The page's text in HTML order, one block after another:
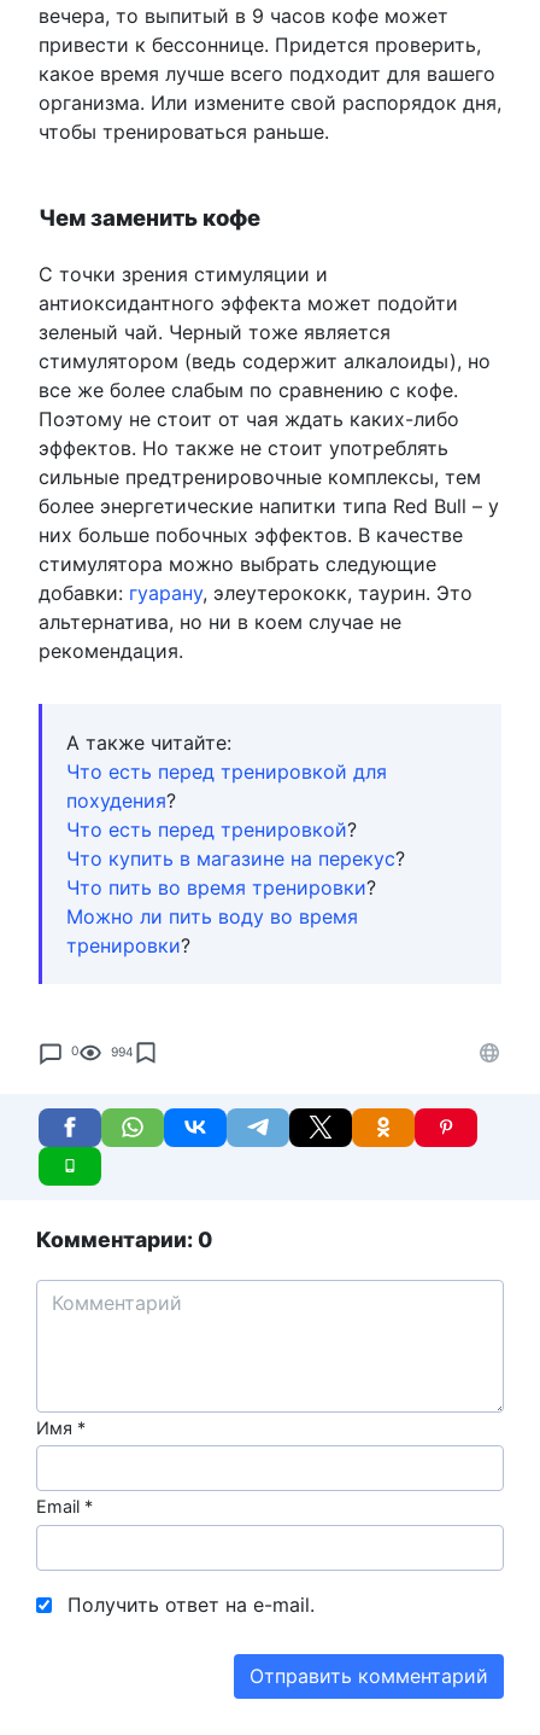
вечера, то выпитый в 9 часов кофе может
привести к бессоннице. Придется проверить,
какое время лучше всего подходит для вашего
организма. Или измените свой распорядок дня,
чтобы тренироваться раньше.
Чем заменить кофе
С точки зрения стимуляции и
антиоксидантного эффекта может подойти
зеленый чай. Черный тоже является
стимулятором (ведь содержит алкалоиды), но
все же более слабым по сравнению с кофе.
Поэтому не стоит от чая ждать каких-либо
эффектов. Но также не стоит употреблять
сильные предтренировочные комплексы, тем
более энергетические напитки типа Red Bull – у
них больше побочных эффектов. В качестве
стимулятора можно выбрать следующие
добавки: гуарану, элеутерококк, таурин. Это
альтернатива, но ни в коем случае не
рекомендация.
А также читайте:
Что есть перед тренировкой для
похудения?
Что есть перед тренировкой?
Что купить в магазине на перекус?
Что пить во время тренировки?
Можно ли пить воду во время
тренировки?
0 994
Комментарии: 0
Имя *
Email *
Получить ответ на e-mail.